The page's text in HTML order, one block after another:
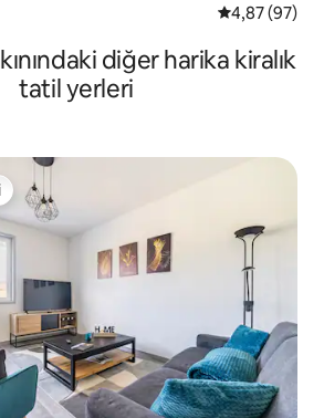
5 üzerinden
4,87 (97)
diğer harika kiralık
tatil yerleri